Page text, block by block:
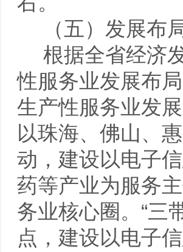
（五）发展布
根据全省经济
性服务业发展布
生产性服务业发
以珠海、佛山、
动，建设以电子
药等产业为服务
务业核心圈。“三
点，建设以电子